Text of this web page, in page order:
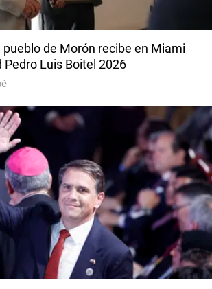
pueblo de Morón recibe en Miami
Pedro Luis Boitel 2026